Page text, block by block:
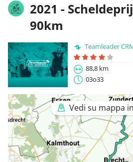
2021 -
90km
Teamleader
88,8 km
03o33
Vedi su mappa